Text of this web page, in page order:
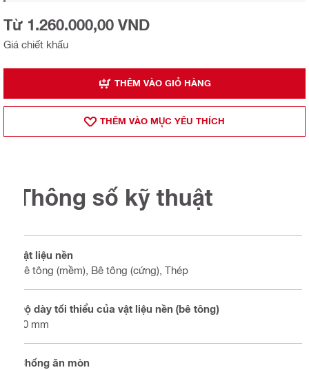
Giá chiết khấu
Từ 1.260.000,00 VND
THÊM VÀO GIỎ HÀNG
THÊM VÀO MỤ̣C YÊU THÍCH
Thông số kỹ thuật
Vật liệu nền
Bê tông (mềm), Bê tông (cứng), Thép
Độ dày tối thiểu của vật liệu nền (bê tông)
80 mm
Chống ăn mòn